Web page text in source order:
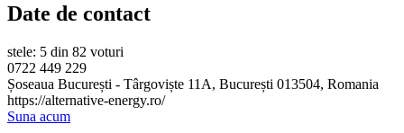
Date de contact
stele: 5 din 82 voturi
0722 449 229
Șoseaua București - Târgoviște 11A, București 013504, Romania
https://alternative-energy.ro/
Suna acum